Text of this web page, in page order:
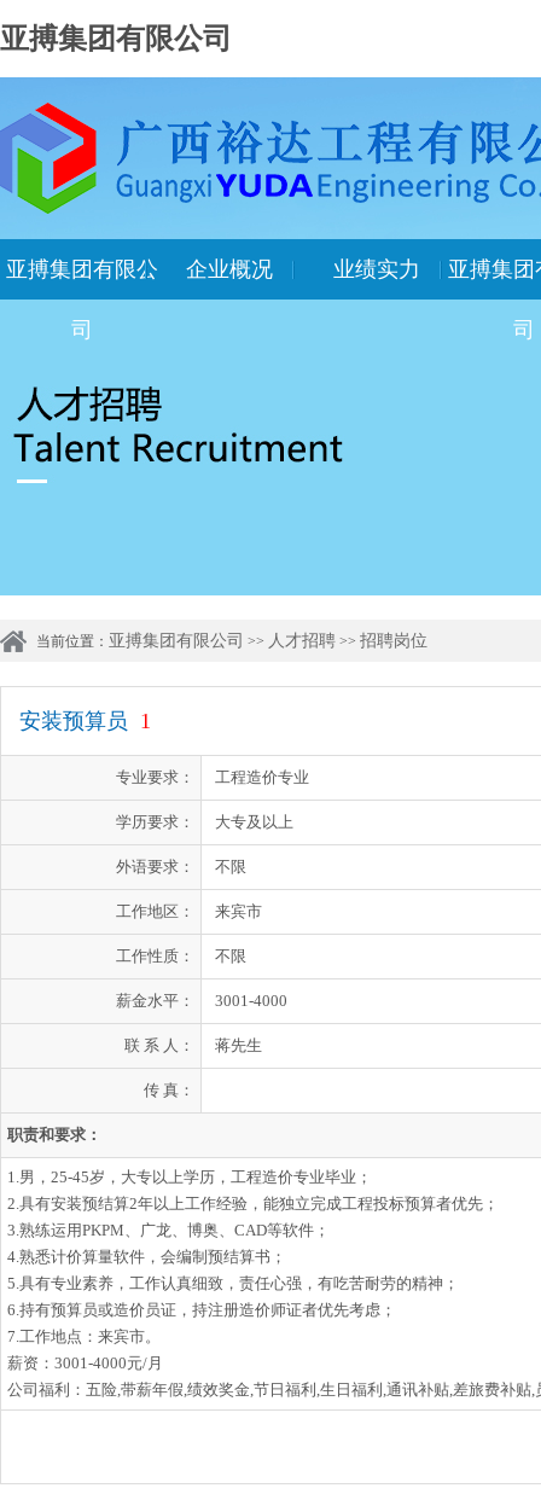
亚搏集团有限公司
亚搏集团有限公
司
企业概况 业绩实力 亚搏集团
司
当前位置： 亚搏集团有限公司 >> 人才招聘 >> 招聘岗位
安装预算员 1
专业要求： 工程造价专业
学历要求： 大专及以上
外语要求： 不限
工作地区： 来宾市
工作性质： 不限
薪金水平： 3001-4000
联 系 人： 蒋先生
传 真：
职责和要求：
1.男，25-45岁，大专以上学历，工程造价专业毕业；
2.具有安装预结算2年以上工作经验，能独立完成工程投标预算者优先；
3.熟练运用PKPM、广龙、博奥、CAD等软件；
4.熟悉计价算量软件，会编制预结算书；
5.具有专业素养，工作认真细致，责任心强，有吃苦耐劳的精神；
6.持有预算员或造价员证，持注册造价师证者优先考虑；
7.工作地点：来宾市。
薪资：3001-4000元/月
公司福利：五险,带薪年假,绩效奖金,节日福利,生日福利,通讯补贴,差旅费补贴